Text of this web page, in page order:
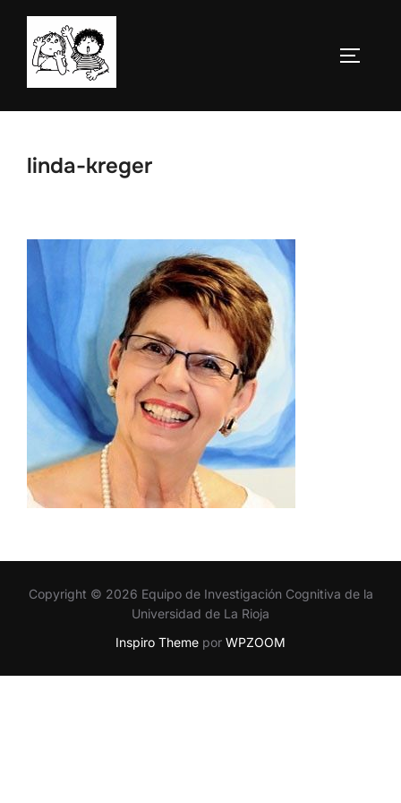
Saltar
contenido
linda-kreger
Copyright © 2026 Equipo de Investigación Cognitiva de la
Universidad de La Rioja
Inspiro Theme por WPZOOM